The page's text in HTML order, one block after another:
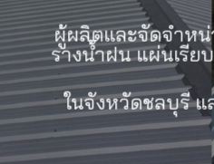
ผู้ผลิตและจัดจำหน่
รางน้ำฝน แผ่นเรีย
ในจังหวัดชลบุรี แ